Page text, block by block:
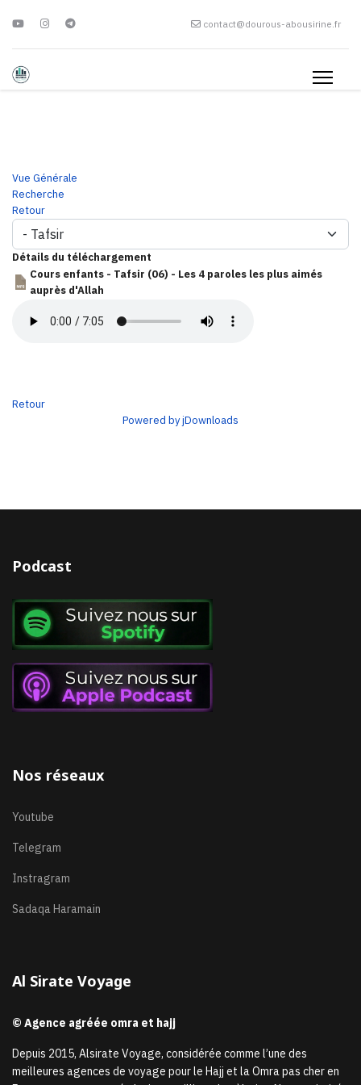
contact@dourous-abousirine.fr
Vue Générale
Recherche
Retour
Détails du téléchargement
Cours enfants - Tafsir (06) - Les 4 paroles les plus aimés
auprès d'Allah
Retour
Powered by jDownloads
Podcast
Nos réseaux
Youtube
Telegram
Instragram
Sadaqa Haramain
Al Sirate Voyage
© Agence agréée omra et hajj
Depuis 2015, Alsirate Voyage, considérée comme l’une des
meilleures agences de voyage pour le Hajj et la Omra pas cher en